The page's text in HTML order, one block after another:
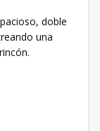
doble
una